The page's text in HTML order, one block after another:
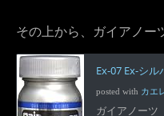
その上から、ガイアノー
Ex-07 Ex-シ
posted with カエ
ガイアノーツ